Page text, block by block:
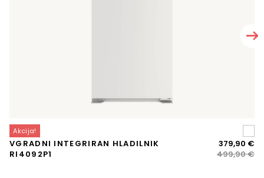
Akcija!
VGRADNI INTEGRIRAN HLADILNIK
RI4092P1
499,90€
379,90 €